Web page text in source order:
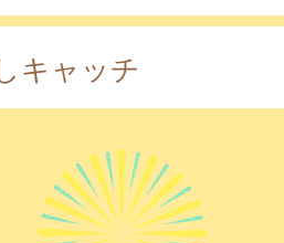
キャッチ